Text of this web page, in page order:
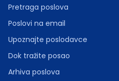
Pretraga poslova
Poslovi na email
Upoznajte poslodavce
Dok tražite posao
Arhiva poslova